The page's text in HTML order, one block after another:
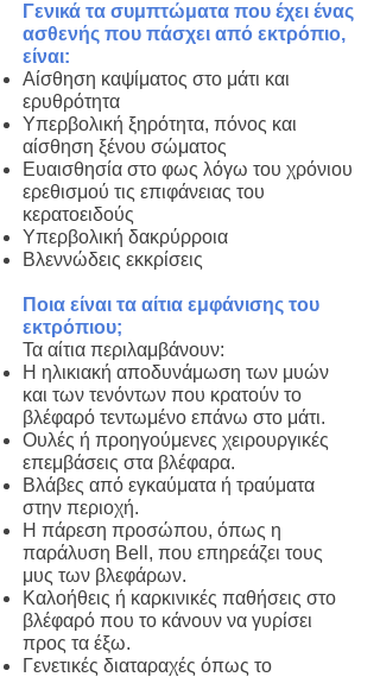
Γενικά τα συμπτώματα που έχει ένας
ασθενής που πάσχει από εκτρόπιο,
είναι:
Αίσθηση καψίματος στο μάτι και
ερυθρότητα
Υπερβολική ξηρότητα, πόνος και
αίσθηση ξένου σώματος
Ευαισθησία στο φως λόγω του χρόνιου
ερεθισμού τις επιφάνειας του
κερατοειδούς
Υπερβολική δακρύρροια
Βλεννώδεις εκκρίσεις
Ποια είναι τα αίτια εμφάνισης του
εκτρόπιου;
Τα αίτια περιλαμβάνουν:
Η ηλικιακή αποδυνάμωση των μυών
και των τενόντων που κρατούν το
βλέφαρό τεντωμένο επάνω στο μάτι.
Ουλές ή προηγούμενες χειρουργικές
επεμβάσεις στα βλέφαρα.
Βλάβες από εγκαύματα ή τραύματα
στην περιοχή.
Η πάρεση προσώπου, όπως η
παράλυση Bell, που επηρεάζει τους
μυς των βλεφάρων.
Καλοήθεις ή καρκινικές παθήσεις στο
βλέφαρό που το κάνουν να γυρίσει
προς τα έξω.
Γενετικές διαταραχές όπως το